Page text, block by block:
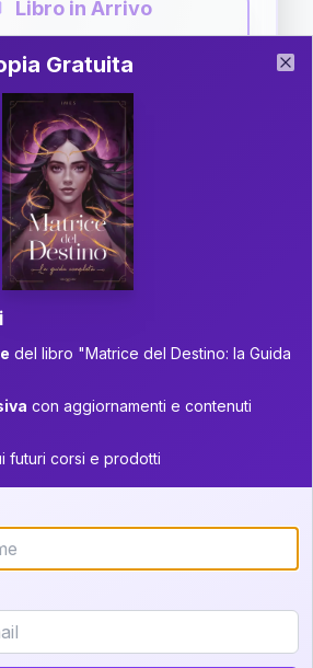
Libro in Arrivo
completa di Coppia
di scrittura. Iscriviti alla newsletter
aggiornamenti!
Interpretazione parziale
gratuita
più in basso per vedere
parziale gratuita della tua
newsletter per ricevere
quando sarà disponibile.
nella vostra
la vostra unione
del Libro
Gratuita
del libro "Matrice del Destino: la Guida
con aggiornamenti e contenuti
futuri corsi e prodotti